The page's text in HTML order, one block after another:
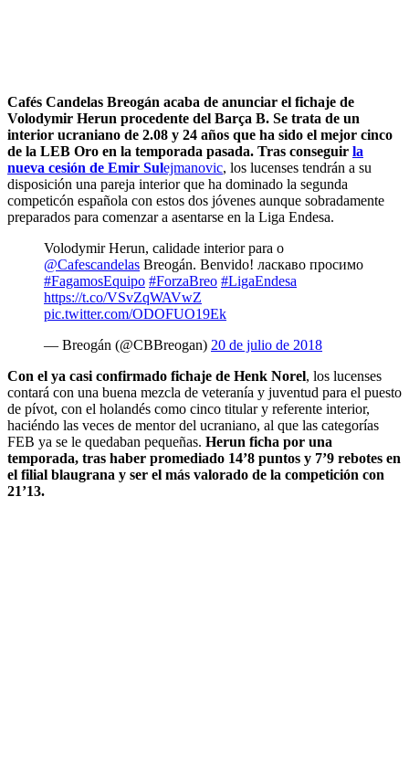
Cafés Candelas Breogán acaba de anunciar el fichaje de
Volodymir Herun procedente del Barça B. Se trata de un
interior ucraniano de 2.08 y 24 años que ha sido el mejor cinco
de la LEB Oro en la temporada pasada. Tras conseguir la
nueva cesión de Emir Sulejmanovic, los lucenses tendrán a su
disposición una pareja interior que ha dominado la segunda
competicón española con estos dos jóvenes aunque sobradamente
preparados para comenzar a asentarse en la Liga Endesa.
Volodymir Herun, calidade interior para o
@Cafescandelas Breogán. Benvido! ласкаво просимо
#FagamosEquipo #ForzaBreo #LigaEndesa
https://t.co/VSvZqWAVwZ
pic.twitter.com/ODOFUO19Ek
— Breogán (@CBBreogan) 20 de julio de 2018
Con el ya casi confirmado fichaje de Henk Norel, los lucenses
contará con una buena mezcla de veteranía y juventud para el puesto
de pívot, con el holandés como cinco titular y referente interior,
haciéndo las veces de mentor del ucraniano, al que las categorías
FEB ya se le quedaban pequeñas. Herun ficha por una
temporada, tras haber promediado 14’8 puntos y 7’9 rebotes en
el filial blaugrana y ser el más valorado de la competición con
21’13.